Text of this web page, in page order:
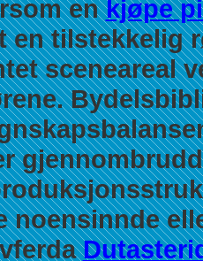
enkjøpe
en tilstekkelig
sceneareal
noensinnde